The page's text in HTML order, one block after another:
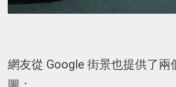
網友從 Google 街景也提供了兩